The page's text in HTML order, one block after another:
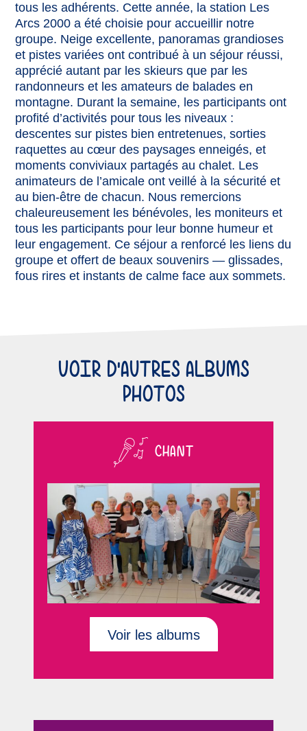
tous les adhérents. Cette année, la station Les
Arcs 2000 a été choisie pour accueillir notre
groupe. Neige excellente, panoramas grandioses
et pistes variées ont contribué à un séjour réussi,
apprécié autant par les skieurs que par les
randonneurs et les amateurs de balades en
montagne. Durant la semaine, les participants ont
profité d’activités pour tous les niveaux :
descentes sur pistes bien entretenues, sorties
raquettes au cœur des paysages enneigés, et
moments conviviaux partagés au chalet. Les
animateurs de l’amicale ont veillé à la sécurité et
au bien-être de chacun. Nous remercions
chaleureusement les bénévoles, les moniteurs et
tous les participants pour leur bonne humeur et
leur engagement. Ce séjour a renforcé les liens du
groupe et offert de beaux souvenirs — glissades,
fous rires et instants de calme face aux sommets.
VOIR D'AUTRES ALBUMS
PHOTOS
CHANT
Voir les albums